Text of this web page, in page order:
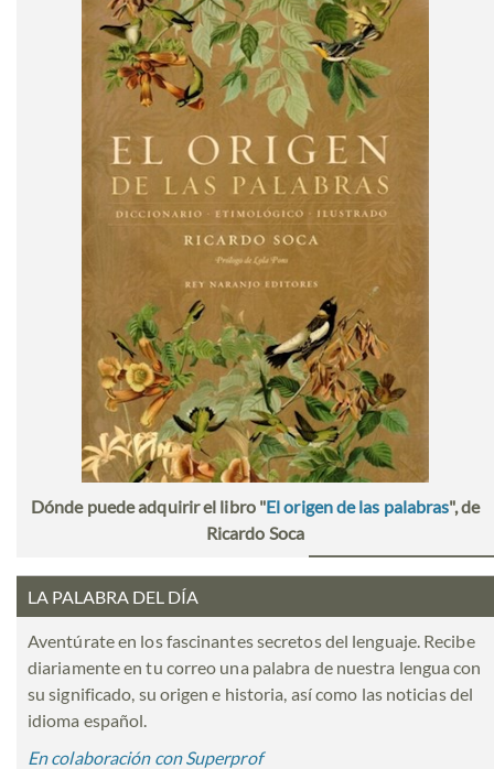
Dónde puede adquirir el libro "El origen de las palabras", de
Ricardo Soca
LA PALABRA DEL DÍA
Aventúrate en los fascinantes secretos del lenguaje. Recibe
diariamente en tu correo una palabra de nuestra lengua con
su significado, su origen e historia, así como las noticias del
idioma español.
En colaboración con Superprof